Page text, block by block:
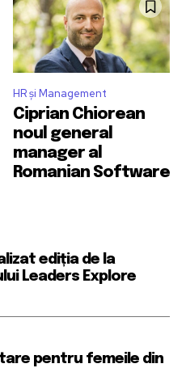
HR și Management
Ciprian Chiorean
noul general
manager al
Romanian Software
ediția de la
Leaders Explore
pentru femeile din